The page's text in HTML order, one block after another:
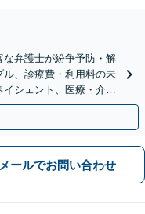
な弁護士が紛争予防・解
、診療費・利用料の未
シェント、医療・介護
メールでお問い合わせ